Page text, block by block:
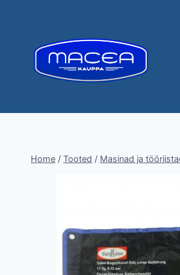
Home / Tooted / Masinad ja